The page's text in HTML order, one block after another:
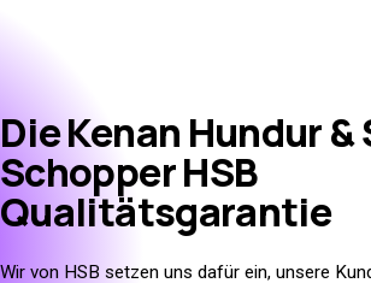
DieKenan Hundur &
Schopper HSB
Qualitätsgarantie
Wir von HSB setzen uns dafür ein, unsere